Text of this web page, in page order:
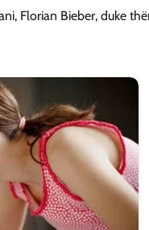
Florian Bieber, duke